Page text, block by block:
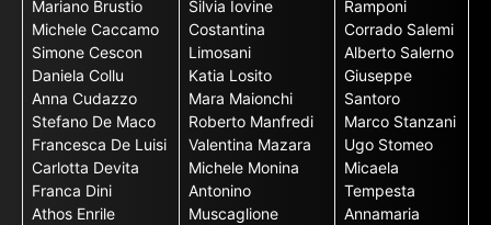
Mariano Brustio
Michele Caccamo
Simone Cescon
Daniela Collu
Anna Cudazzo
Stefano De Maco
Francesca De Luisi
Carlotta Devita
Franca Dini
Athos Enrile
Silvia Iovine
Costantina
Limosani
Katia Losito
Mara Maionchi
Roberto Manfredi
Valentina Mazara
Michele Monina
Antonino
Muscaglione
Ramponi
Corrado Salemi
Alberto Salerno
Giuseppe
Santoro
Marco Stanzani
Ugo Stomeo
Micaela
Tempesta
Annamaria